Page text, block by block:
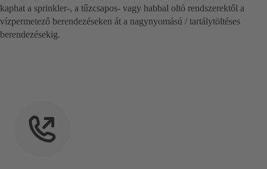
kaphat a sprinkler-, a tűzcsapos- vagy habbal oltó rendszerektől a
vízpermetező berendezéseken át a nagynyomású / tartálytöltéses
berendezésekig.